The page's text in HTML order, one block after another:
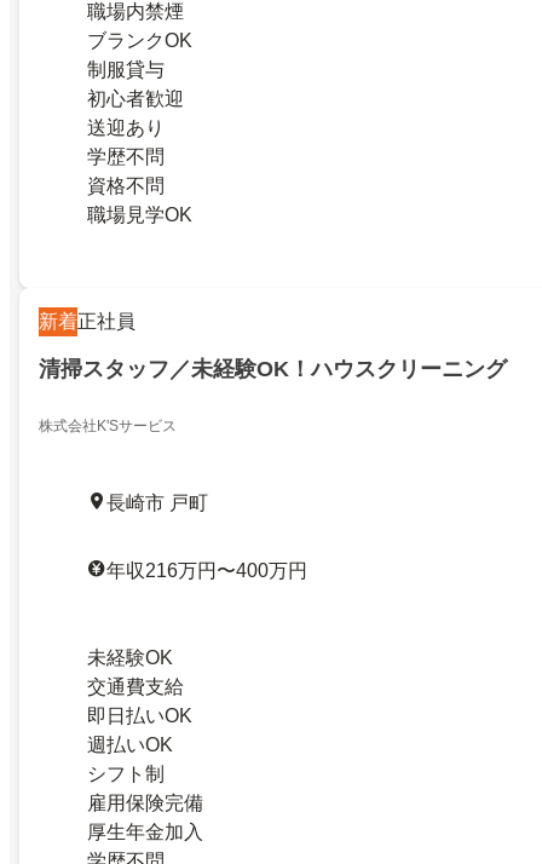
職場内禁煙
ブランクOK
制服貸与
初心者歓迎
送迎あり
学歴不問
資格不問
職場見学OK
新着正社員
清掃スタッフ／未経験OK！ハウスクリーニング
株式会社K'Sサービス
長崎市 戸町
年収216万円〜400万円
未経験OK
交通費支給
即日払いOK
週払いOK
シフト制
雇用保険完備
厚生年金加入